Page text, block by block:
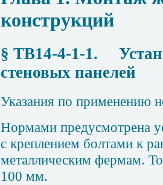
конструкций
§ ТВ14-4-1-1.
стеновых панелей
Указания по применению
Нормами предусмотрена
с креплением болтами к
металлическим фермам.
100 мм.